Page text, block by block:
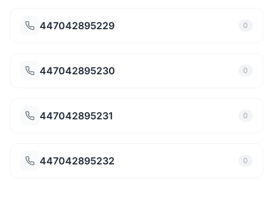
447042895229 0
447042895230 0
447042895231 0
447042895232 0